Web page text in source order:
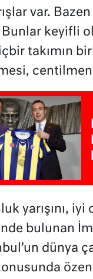
var.
keyifli
takımın
yarışını, iyi
bulunan
dünya